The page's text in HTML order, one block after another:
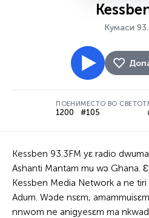
Кумаси
ПОЕНИ
1200
МЕСТО ВО СВЕТОТ
#105
Kessben 93.3FM yɛ radio
Ashanti Mantam mu wɔ Ghana.
Kessben Media Network a ne tiri
Adum. Wɔde nsɛm,
nnwom ne anigyesɛm ma